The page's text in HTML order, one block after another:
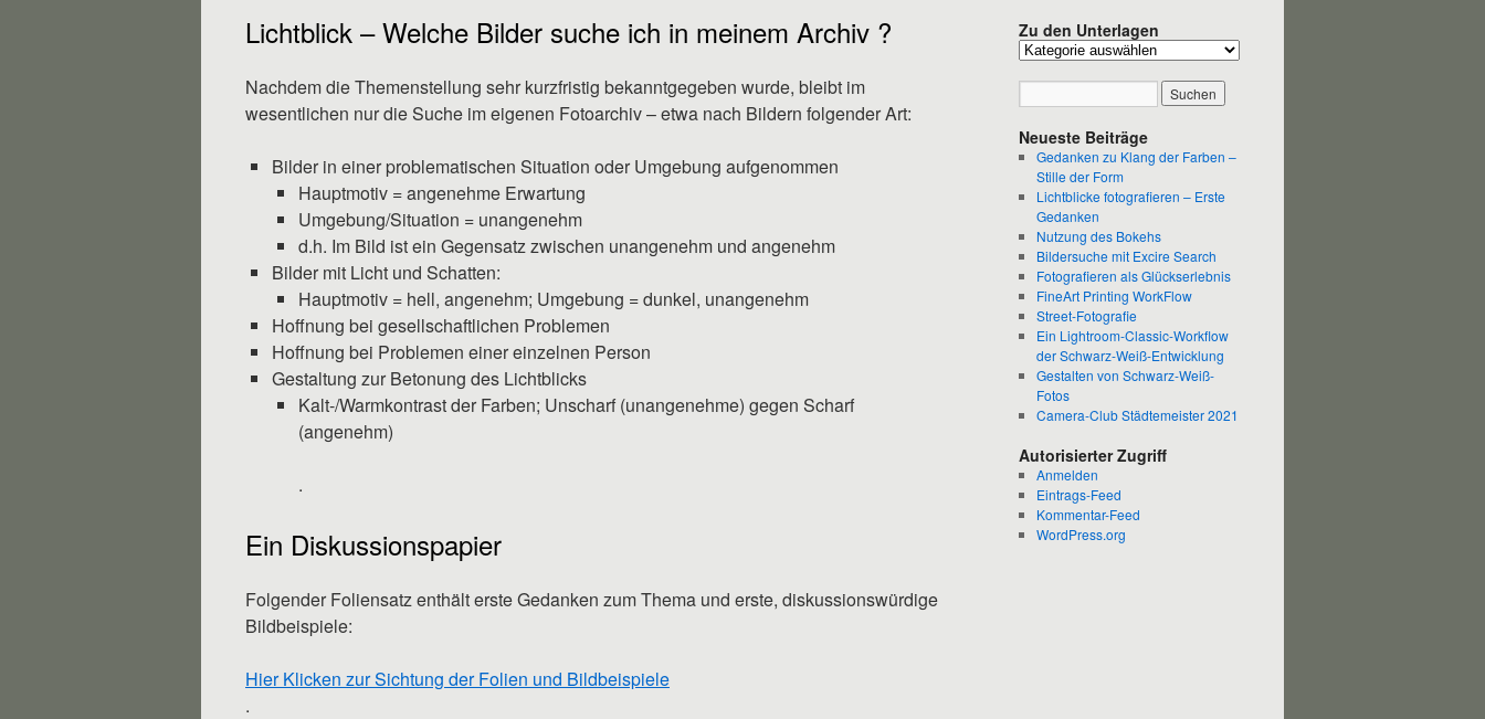
Lichtblick – Welche Bilder suche ich in meinem Archiv ?
Nachdem die Themenstellung sehr kurzfristig bekanntgegeben wurde, bleibt im
wesentlichen nur die Suche im eigenen Fotoarchiv – etwa nach Bildern folgender Art:
Bilder in einer problematischen Situation oder Umgebung aufgenommen
Hauptmotiv = angenehme Erwartung
Umgebung/Situation = unangenehm
d.h. Im Bild ist ein Gegensatz zwischen unangenehm und angenehm
Bilder mit Licht und Schatten:
Hauptmotiv = hell, angenehm; Umgebung = dunkel, unangenehm
Hoffnung bei gesellschaftlichen Problemen
Hoffnung bei Problemen einer einzelnen Person
Gestaltung zur Betonung des Lichtblicks
Kalt-/Warmkontrast der Farben; Unscharf (unangenehme) gegen Scharf
(angenehm)
.
Ein Diskussionspapier
Folgender Foliensatz enthält erste Gedanken zum Thema und erste, diskussionswürdige
Bildbeispiele:
Hier Klicken zur Sichtung der Folien und Bildbeispiele
.
Zu den Unterlagen
Neueste Beiträge
Gedanken zu Klang der Farben –
Stille der Form
Lichtblicke fotografieren – Erste
Gedanken
Nutzung des Bokehs
Bildersuche mit Excire Search
Fotografieren als Glückserlebnis
FineArt Printing WorkFlow
Street-Fotografie
Ein Lightroom-Classic-Workflow
der Schwarz-Weiß-Entwicklung
Gestalten von Schwarz-Weiß-
Fotos
Camera-Club Städtemeister 2021
Autorisierter Zugriff
Anmelden
Eintrags-Feed
Kommentar-Feed
WordPress.org